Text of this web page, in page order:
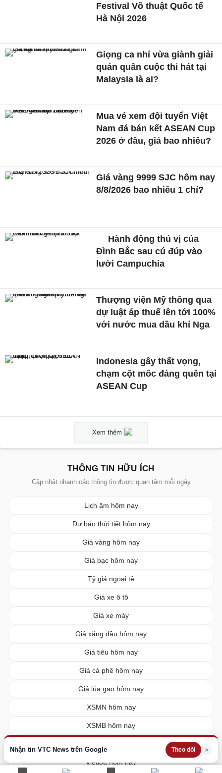
Nhận tin VTC News trên Google Theo dõi ×
Festival Võ thuật Quốc tế
Hà Nội 2026
Giọng ca nhí vừa giành giải
quán quân cuộc thi hát tại
Malaysia là ai?
Mua vé xem đội tuyển Việt
Nam đá bán kết ASEAN Cup
2026 ở đâu, giá bao nhiêu?
Giá vàng 9999 SJC hôm nay
8/8/2026 bao nhiêu 1 chỉ?
Hành động thú vị của
Đình Bắc sau cú đúp vào
lưới Campuchia
Thượng viện Mỹ thông qua
dự luật áp thuế lên tới 100%
với nước mua dầu khí Nga
Indonesia gây thất vọng,
chạm cột mốc đáng quên tại
ASEAN Cup
Xem thêm
THÔNG TIN HỮU ÍCH
Cập nhật nhanh các thông tin được quan tâm mỗi ngày
Lịch âm hôm nay
Dự báo thời tiết hôm nay
Giá vàng hôm nay
Giá bạc hôm nay
Tỷ giá ngoại tệ
Giá xe ô tô
Giá xe máy
Giá xăng dầu hôm nay
Giá tiêu hôm nay
Giá cà phê hôm nay
Giá lúa gạo hôm nay
XSMN hôm nay
XSMB hôm nay
Vietlott hôm nay